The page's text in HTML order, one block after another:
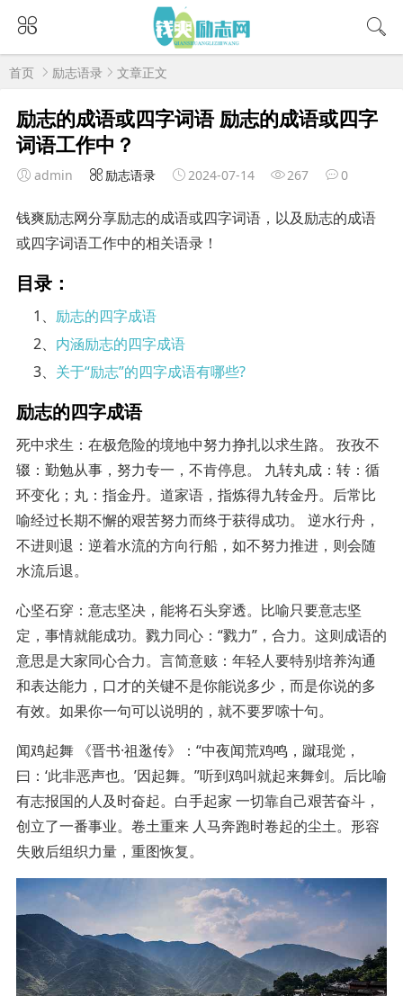
首页 励志语录 文章正文
励志的成语或四字词语 励志的成语或四字
词语工作中？
admin 励志语录 2024-07-14 267 0
钱爽励志网分享励志的成语或四字词语，以及励志的成语
或四字词语工作中的相关语录！
目录：
1、 励志的四字成语
2、 内涵励志的四字成语
3、 关于“励志”的四字成语有哪些?
励志的四字成语
死中求生：在极危险的境地中努力挣扎以求生路。 孜孜不
辍：勤勉从事，努力专一，不肯停息。 九转丸成：转：循
环变化；丸：指金丹。道家语，指炼得九转金丹。后常比
喻经过长期不懈的艰苦努力而终于获得成功。 逆水行舟，
不进则退：逆着水流的方向行船，如不努力推进，则会随
水流后退。
心坚石穿：意志坚决，能将石头穿透。比喻只要意志坚
定，事情就能成功。戮力同心：“戮力”，合力。这则成语的
意思是大家同心合力。言简意赅：年轻人要特别培养沟通
和表达能力，口才的关键不是你能说多少，而是你说的多
有效。如果你一句可以说明的，就不要罗嗦十句。
闻鸡起舞 《晋书·祖逖传》：“中夜闻荒鸡鸣，蹴琨觉，
曰：‘此非恶声也。’因起舞。”听到鸡叫就起来舞剑。后比喻
有志报国的人及时奋起。白手起家 一切靠自己艰苦奋斗，
创立了一番事业。卷土重来 人马奔跑时卷起的尘土。形容
失败后组织力量，重图恢复。